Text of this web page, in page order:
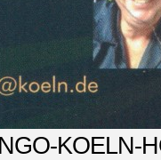
KOELN-